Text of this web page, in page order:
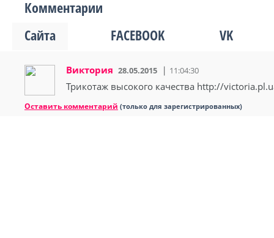
Комментарии
Сайта
FACEBOOK VK
Виктория 28.05.2015 11:04:30
Трикотаж высокого качества http://
Оставить комментарий (только для зарегистрированных)